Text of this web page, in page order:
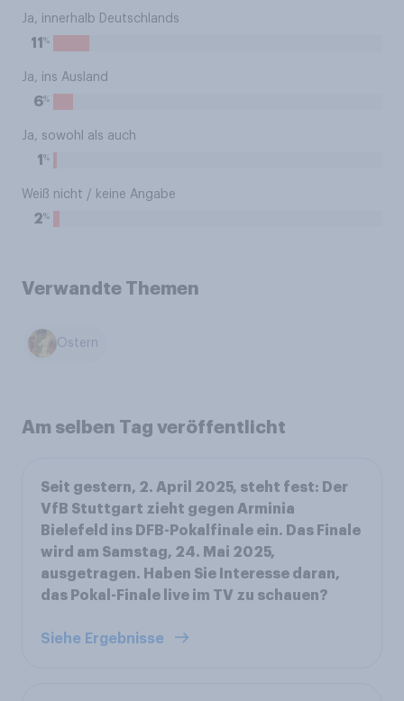
Ja, innerhalb Deutschlands
11 %
Ja, ins Ausland
6%
Ja, sowohl als auch
1 %
Weiß nicht / keine Angabe
2%
Verwandte Themen
Ostern
Am selben Tag veröffentlicht
Seit gestern, 2. April 2025, steht fest: Der
VfB Stuttgart zieht gegen Arminia
Bielefeld ins DFB-Pokalfinale ein. Das Finale
wird am Samstag, 24. Mai 2025,
ausgetragen. Haben Sie Interesse daran,
das Pokal-Finale live im TV zu schauen?
Siehe Ergebnisse